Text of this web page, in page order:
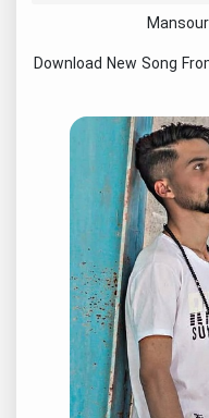
Download New Song